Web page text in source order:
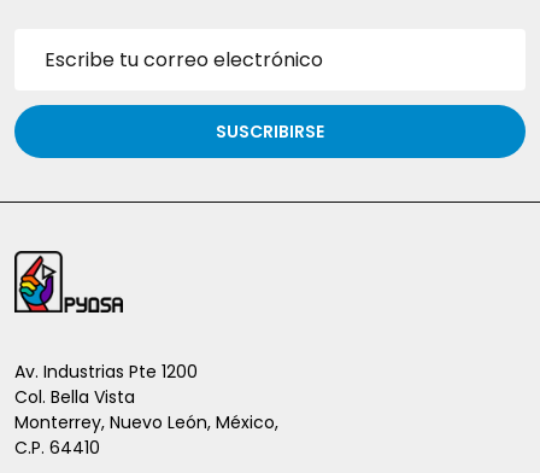
correo
electrónico
SUSCRIBIRSE
Inicio
del
de
página
Av. Industrias Pte 1200
Col. Bella Vista
Monterrey, Nuevo León, México,
C.P. 64410